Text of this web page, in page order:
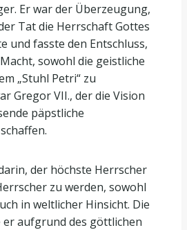
Er war der Überzeugung,
Tat die Herrschaft Gottes
und fasste den Entschluss,
sowohl die geistliche
„Stuhl Petri“ zu
Gregor VII., der die Vision
päpstliche
der höchste Herrscher
zu werden, sowohl
in weltlicher Hinsicht. Die
aufgrund des göttlichen